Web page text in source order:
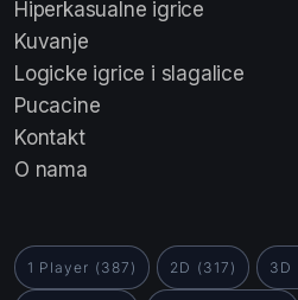
Hiperkasualne igrice
Kuvanje
Logicke igrice i slagalice
Pucacine
Kontakt
O nama
1 Player (387) 2D (317) 3D